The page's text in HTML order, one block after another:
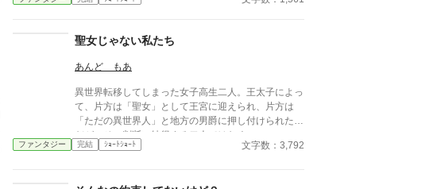
- - - - - - - - ただいま後日談の加筆を計画中です。 202
聖女じゃない私たち
あんど もあ
異世界転移してしまった女子高生二人。王太子によっ
て、片方は「聖女」として王宮に迎えられ、片方は
「ただの異世界人」と地方の男爵に押し付けられた。
だが、その判断に納得する二人ではなく……。
ファンタジー 完結 ｼｮｰﾄｼｮｰﾄ 文字数：3,792